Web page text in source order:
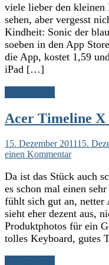
viele lieber den kleinen
sehen, aber vergesst
Kindheit: Sonic der
soeben in den App
die App, kostet 1,59
iPad […]
Acer Timeline X
15. Dezember 201115.
einen Kommentar
Da ist das Stück auch
es schon mal einen
fühlt sich gut an, netter
sieht eher dezent aus,
Produktphotos für ein
tolles Keyboard, gutes